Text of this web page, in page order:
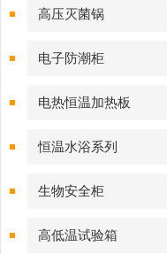
高压灭菌锅
电子防潮柜
电热恒温加热板
恒温水浴系列
生物安全柜
高低温试验箱